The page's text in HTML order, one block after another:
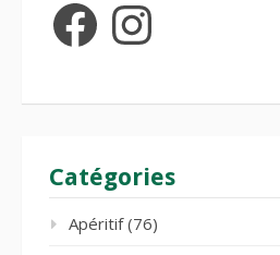
FacebookInstagram
Catégories
Apéritif(76)